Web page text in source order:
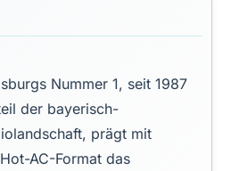
Nummer 1, seit 1987
der bayerisch-
prägt mit
AC-Format das